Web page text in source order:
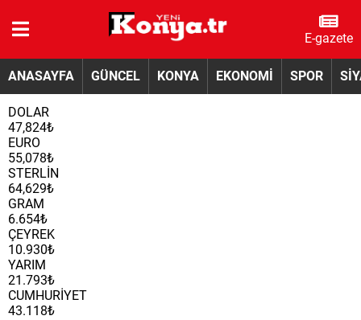
E-gazete
ANASAYFA GÜNCEL KONYA EKONOMİ SPOR
DOLAR
47,824₺
EURO
55,078₺
STERLİN
64,629₺
GRAM
6.654₺
ÇEYREK
10.930₺
YARIM
21.793₺
CUMHURİYET
43.118₺